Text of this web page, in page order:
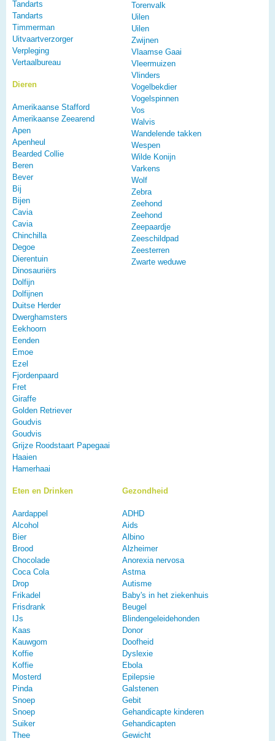
Tandarts
Tandarts
Timmerman
Uitvaartverzorger
Verpleging
Vertaalbureau
Dieren
Amerikaanse Stafford
Amerikaanse Zeearend
Apen
Apenheul
Bearded Collie
Beren
Bever
Bij
Bijen
Cavia
Cavia
Chinchilla
Degoe
Dierentuin
Dinosauriërs
Dolfijn
Dolfijnen
Duitse Herder
Dwerghamsters
Eekhoorn
Eenden
Emoe
Ezel
Fjordenpaard
Fret
Giraffe
Golden Retriever
Goudvis
Goudvis
Grijze Roodstaart Papegaai
Haaien
Hamerhaai
Torenvalk
Uilen
Uilen
Zwijnen
Vlaamse Gaai
Vleermuizen
Vlinders
Vogelbekdier
Vogelspinnen
Vos
Walvis
Wandelende takken
Wespen
Wilde Konijn
Varkens
Wolf
Zebra
Zeehond
Zeehond
Zeepaardje
Zeeschildpad
Zeesterren
Zwarte weduwe
Eten en Drinken
Aardappel
Alcohol
Bier
Brood
Chocolade
Coca Cola
Drop
Frikadel
Frisdrank
IJs
Kaas
Kauwgom
Koffie
Koffie
Mosterd
Pinda
Snoep
Snoep
Suiker
Thee
Gezondheid
ADHD
Aids
Albino
Alzheimer
Anorexia nervosa
Astma
Autisme
Baby's in het ziekenhuis
Beugel
Blindengeleidehonden
Donor
Doofheid
Dyslexie
Ebola
Epilepsie
Galstenen
Gebit
Gehandicapte kinderen
Gehandicapten
Gewicht